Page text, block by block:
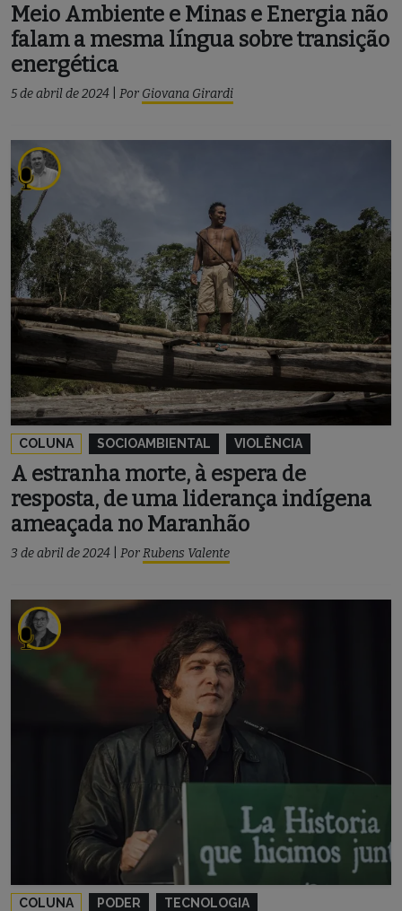
Meio Ambiente e Minas e Energia não
falam a mesma língua sobre transição
energética
5 de abril de 2024 Por Giovana Girardi
COLUNA SOCIOAMBIENTAL VIOLÊNCIA
A estranha morte, à espera de
resposta, de uma liderança indígena
ameaçada no Maranhão
3 de abril de 2024 PorRubens Valente
COLUNA PODER TECNOLOGIA